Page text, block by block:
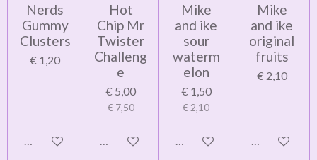
Nerds
Gummy
Clusters
€ 1,20
In winkelwagen
Hot
Chip Mr
Twister
Challeng
e
€ 5,00
€ 7,50
In winkelwagen
Mike
and ike
sour
waterm
elon
€ 1,50
€ 2,10
In winkelwagen
Mike
and ike
original
fruits
€ 2,10
In